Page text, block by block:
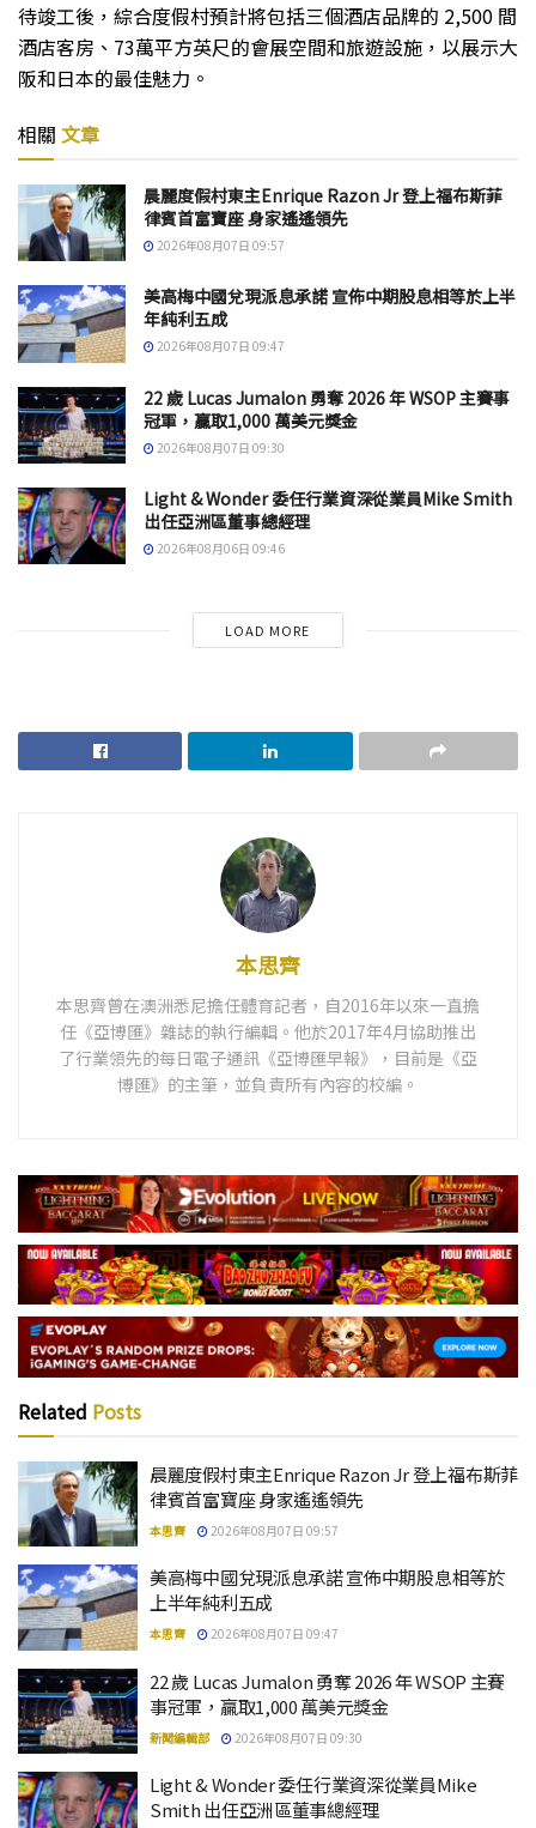
待竣工後，綜合度假村預計將包括三個酒店品牌的 2,500 間
酒店客房、73萬平方英尺的會展空間和旅遊設施，以展示大
阪和日本的最佳魅力。
相關 文章
晨麗度假村東主Enrique Razon Jr 登上福布斯菲
律賓首富寶座 身家遙遙領先
2026年08月07日 09:57
美高梅中國兌現派息承諾 宣佈中期股息相等於上半
年純利五成
2026年08月07日 09:47
22 歲 Lucas Jumalon 勇奪 2026 年 WSOP 主賽事
冠軍，贏取1,000 萬美元獎金
2026年08月07日 09:30
Light & Wonder 委任行業資深從業員Mike Smith
出任亞洲區董事總經理
2026年08月06日 09:46
LOAD MORE
本思齊
本思齊曾在澳洲悉尼擔任體育記者，自2016年以來一直擔
任《亞博匯》雜誌的執行編輯。他於2017年4月協助推出
了行業領先的每日電子通訊《亞博匯早報》，目前是《亞
博匯》的主筆，並負責所有內容的校編。
Related Posts
晨麗度假村東主Enrique Razon Jr 登上福布斯菲
律賓首富寶座 身家遙遙領先
本思齊 2026年08月07日 09:57
美高梅中國兌現派息承諾 宣佈中期股息相等於
上半年純利五成
本思齊 2026年08月07日 09:47
22 歲 Lucas Jumalon 勇奪 2026 年 WSOP 主賽
事冠軍，贏取1,000 萬美元獎金
新聞編輯部 2026年08月07日 09:30
Light & Wonder 委任行業資深從業員Mike
Smith 出任亞洲區董事總經理